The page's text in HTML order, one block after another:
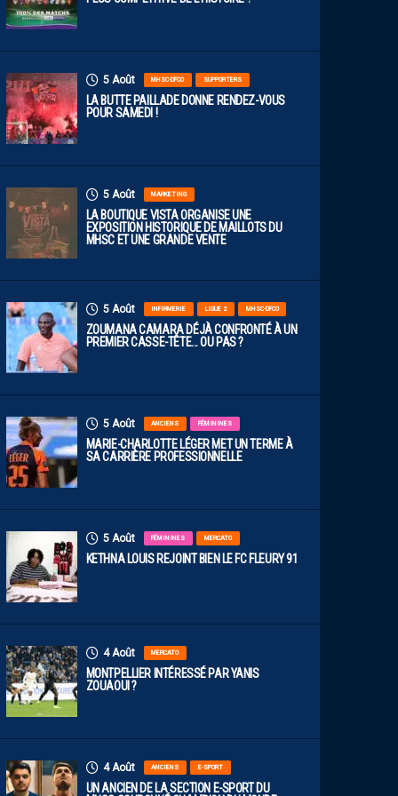
5 Août MHSC-DFCO SUPPORTERS
LA BUTTE PAILLADE DONNE RENDEZ-VOUS
POUR SAMEDI !
5 Août MARKETING
LA BOUTIQUE VISTA ORGANISE UNE
EXPOSITION HISTORIQUE DE MAILLOTS DU
MHSC ET UNE GRANDE VENTE
5 Août INFIRMERIE LIGUE 2 MHSC-DFCO
ZOUMANA CAMARA DÉJÀ CONFRONTÉ À UN
PREMIER CASSE-TÊTE… OU PAS ?
5 Août ANCIENS FÉMININES
MARIE-CHARLOTTE LÉGER MET UN TERME À
SA CARRIÈRE PROFESSIONNELLE
5 Août FÉMININES MERCATO
KETHNA LOUIS REJOINT BIEN LE FC FLEURY 91
4 Août MERCATO
MONTPELLIER INTÉRESSÉ PAR YANIS
ZOUAOUI ?
4 Août ANCIENS E-SPORT
UN ANCIEN DE LA SECTION E-SPORT DU